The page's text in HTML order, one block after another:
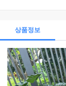
상품정보